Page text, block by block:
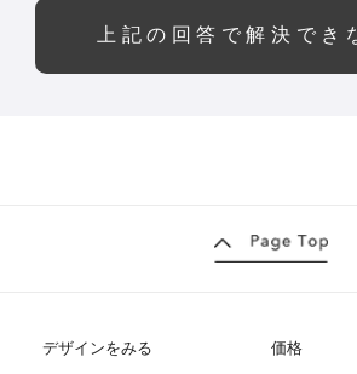
上記の回答で解決でき
デザインをみる 価格